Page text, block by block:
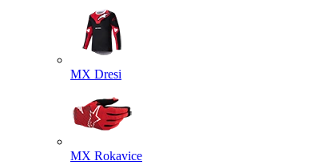
MX Dresi
MX Rokavice